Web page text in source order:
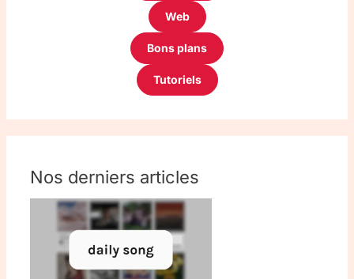
Web
Bons plans
Tutoriels
Nos derniers articles